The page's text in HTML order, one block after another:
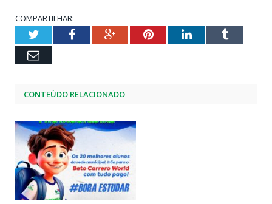
COMPARTILHAR:
TwitterFacebookGoogle+PinterestLinkedInTumblr
Email
CONTEÚDO RELACIONADO